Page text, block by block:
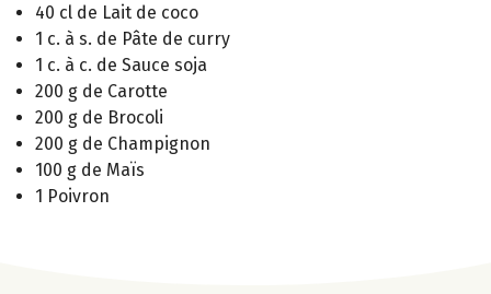
40 cl de Lait de coco
1 c. à s. de Pâte de curry
1 c. à c. de Sauce soja
200 g de Carotte
200 g de Brocoli
200 g de Champignon
100 g de Maïs
1 Poivron